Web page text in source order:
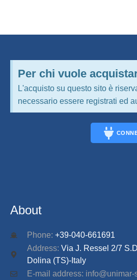
Per chi vuole
L'acquisto su questo sito è
necessario essere registrati ed
About
Phone: +39-040-661691
Address: Via J. Ressel 2/7
Dolina (TS)-Italy
E-mail address: info@unimar-